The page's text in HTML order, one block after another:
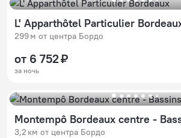
L' Apparthôtel Particulier
299 м от центра Бордо
от 6 752 ₽
за ночь
Montempô Bordeaux centre -
3,2 км от центра Бордо